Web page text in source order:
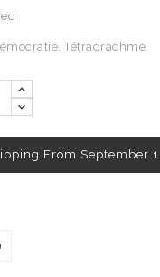
Tétradrachme
From September 1